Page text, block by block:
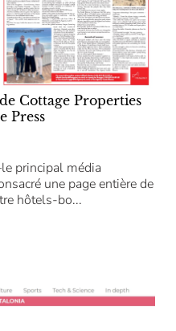
Cottage Properties
Press
principal média
une page entière de
hôtels-bo...